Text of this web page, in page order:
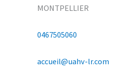
MONTPELLIER
0467505060
accueil@uahv-lr.com